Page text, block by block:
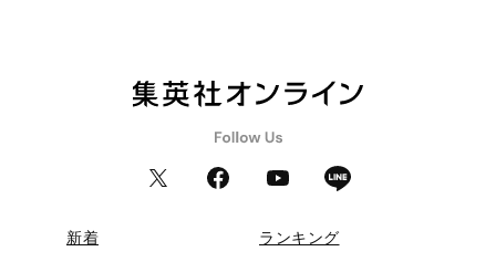
新着 ランキング